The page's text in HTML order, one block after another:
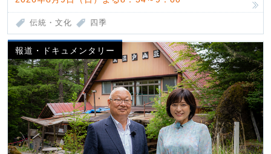
伝統・文化 四季
報道・ドキュメンタリー